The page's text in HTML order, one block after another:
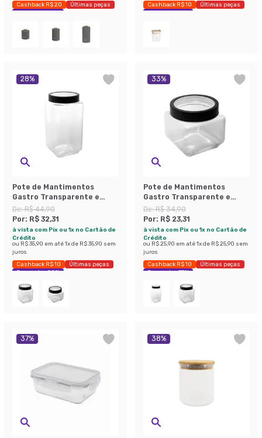
Cashback R$ 20
Últimas peças
Economize 28%
Cashback R$ 10
Últimas peças
Economize 55%
28%
Pote de Mantimentos
Gastro Transparente e
Preto 1,7 L
De:R$ 44,90
Por: R$ 32,31
à vista com Pix ou 1x no Cartão de
Crédito
ou R$ 35,90 em até1x de R$ 35,90 sem
juros
Cashback R$ 10
Últimas peças
Economize 28%
33%
Pote de Mantimentos
Gastro Transparente e
Preto 800 ml
De:R$ 34,90
Por: R$ 23,31
à vista com Pix ou 1x no Cartão de
Crédito
ou R$ 25,90 em até1x de R$ 25,90 sem
juros
Cashback R$ 10
Últimas peças
Economize 33%
37% 38%